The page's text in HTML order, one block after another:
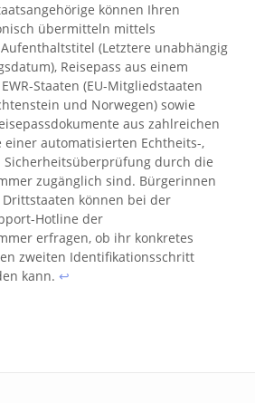
können Ihren
übermitteln mittels
(Letztere unabhängig
Reisepass aus einem
Staaten (EU-Mitgliedstaaten
und Norwegen) sowie
aus zahlreichen
einer automatisierten Echtheits-,
Sicherheitsüberprüfung durch die
zugänglich sind. Bürgerinnen
können bei der
Hotline der
erfragen, ob ihr konkretes
zweiten Identifikationsschritt
kann. ↩︎